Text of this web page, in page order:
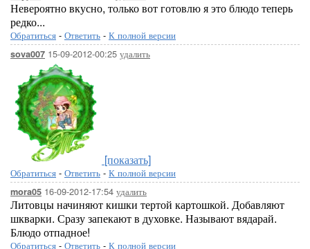
Невероятно вкусно, только вот готовлю я это блюдо теперь
редко...
Обратиться - Ответить - К полной версии
sova007 15-09-2012-00:25 удалить
[показать]
Обратиться - Ответить - К полной версии
mora05 16-09-2012-17:54 удалить
Литовцы начиняют кишки тертой картошкой. Добавляют
шкварки. Сразу запекают в духовке. Называют вядарай.
Блюдо отпадное!
Обратиться - Ответить - К полной версии